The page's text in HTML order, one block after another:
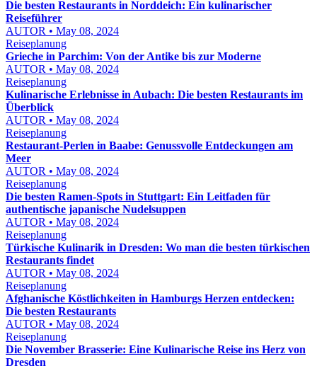
Die besten Restaurants in Norddeich: Ein kulinarischer
Reiseführer
AUTOR • May 08, 2024
Reiseplanung
Grieche in Parchim: Von der Antike bis zur Moderne
AUTOR • May 08, 2024
Reiseplanung
Kulinarische Erlebnisse in Aubach: Die besten Restaurants im
Überblick
AUTOR • May 08, 2024
Reiseplanung
Restaurant-Perlen in Baabe: Genussvolle Entdeckungen am
Meer
AUTOR • May 08, 2024
Reiseplanung
Die besten Ramen-Spots in Stuttgart: Ein Leitfaden für
authentische japanische Nudelsuppen
AUTOR • May 08, 2024
Reiseplanung
Türkische Kulinarik in Dresden: Wo man die besten türkischen
Restaurants findet
AUTOR • May 08, 2024
Reiseplanung
Afghanische Köstlichkeiten in Hamburgs Herzen entdecken:
Die besten Restaurants
AUTOR • May 08, 2024
Reiseplanung
Die November Brasserie: Eine Kulinarische Reise ins Herz von
Dresden